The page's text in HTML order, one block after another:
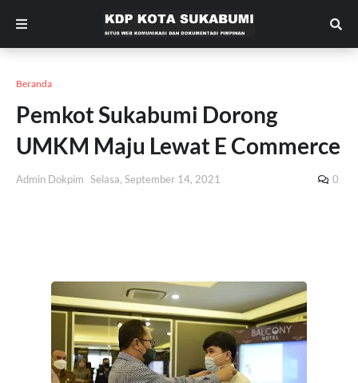
Beranda
Pemkot Sukabumi Dorong
UMKM Maju Lewat E Commerce
Admin Dokpim Selasa, September 14, 2021 0